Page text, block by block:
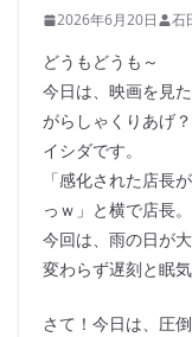
2026年6月20日 石
どうもどうも～
今日は、映画を見
がらしゃくりあげ
イシダです。
「感化された店長
っｗ」と横で店長。
今回は、雨の日が
変わらず遅刻と眠
さて！今日は、圧